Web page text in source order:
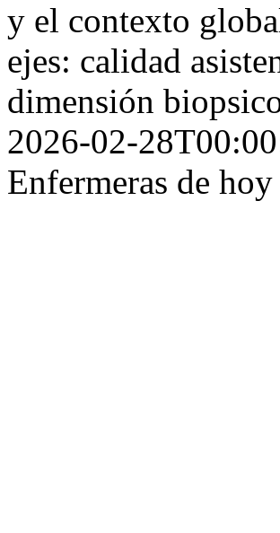
y el contexto
ejes: calidad
dimensión
2026-02-
Enfermeras de hoy